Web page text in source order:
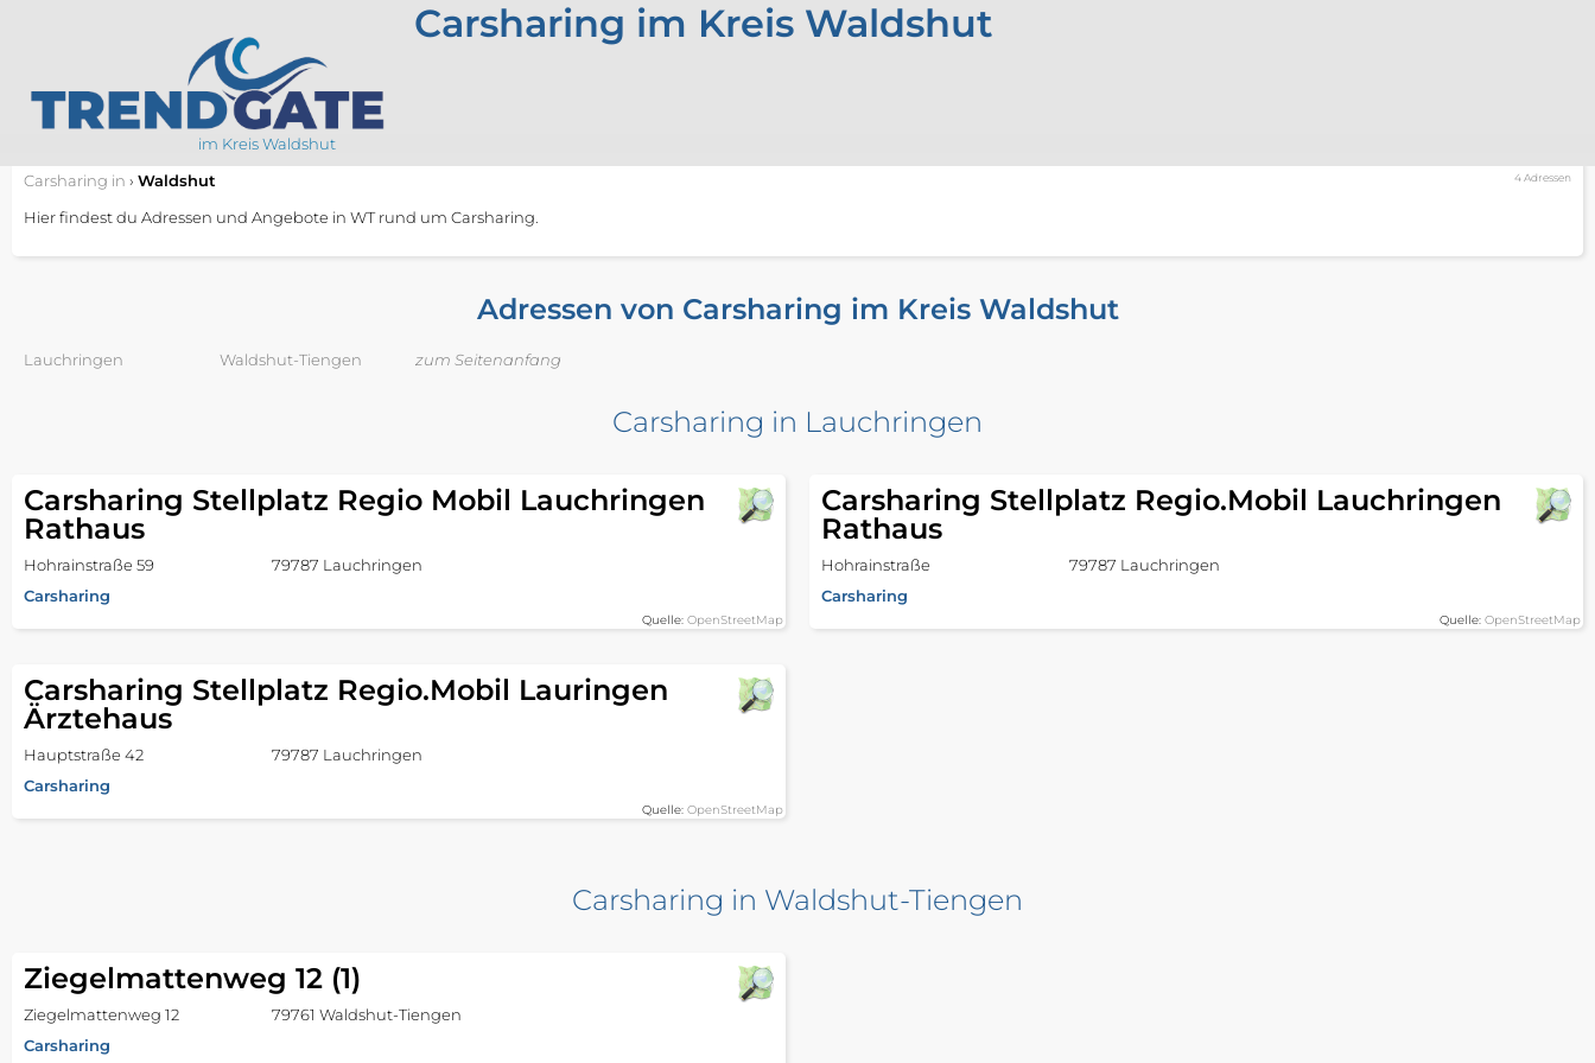
im Kreis Waldshut
4 Adressen
Carsharing in › Waldshut
Carsharing im Kreis Waldshut
Hier findest du Adressen und Angebote in WT rund um Carsharing.
Adressen von Carsharing im Kreis Waldshut
Lauchringen Waldshut-Tiengen zum Seitenanfang
Carsharing in Lauchringen
Carsharing Stellplatz Regio Mobil Lauchringen
Rathaus
Hohrainstraße 59
79787 Lauchringen
Carsharing
Quelle:OpenStreetMap
Carsharing Stellplatz Regio.Mobil Lauringen
Ärztehaus
Hauptstraße 42
79787 Lauchringen
Carsharing
Quelle:OpenStreetMap
Carsharing Stellplatz Regio.Mobil Lauchringen
Rathaus
Hohrainstraße
79787 Lauchringen
Carsharing
Quelle: OpenStreetMap
Carsharing in Waldshut-Tiengen
Ziegelmattenweg 12 (1)
Ziegelmattenweg 12
79761 Waldshut-Tiengen
Carsharing